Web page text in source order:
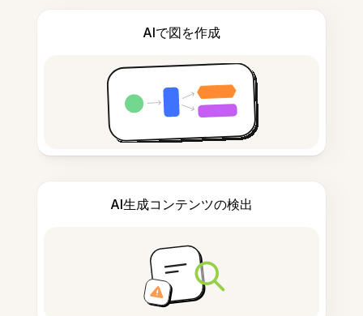
AIで図を作成
AI生成コンテンツの検出